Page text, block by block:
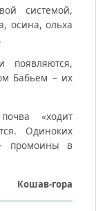
системой,
осина, ольха
появляются,
Бабьем – их
«ходит
Одиноких
промоины в
Кошав-гора